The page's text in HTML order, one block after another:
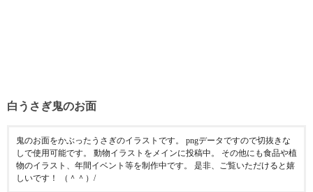
白うさぎ鬼のお面
鬼のお面をかぶったうさぎのイラストです。 pngデータですので切抜きな
しで使用可能です。 動物イラストをメインに投稿中。 その他にも食品や植
物のイラスト、年間イベント等を制作中です。 是非、ご覧いただけると嬉
しいです！ （＾＾）/